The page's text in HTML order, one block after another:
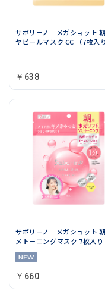
サボリーノ メガショット
ヤピールマスク CC （7枚入り
￥638
サボリーノ メガショット
メトーニングマスク 7枚入り
￥660